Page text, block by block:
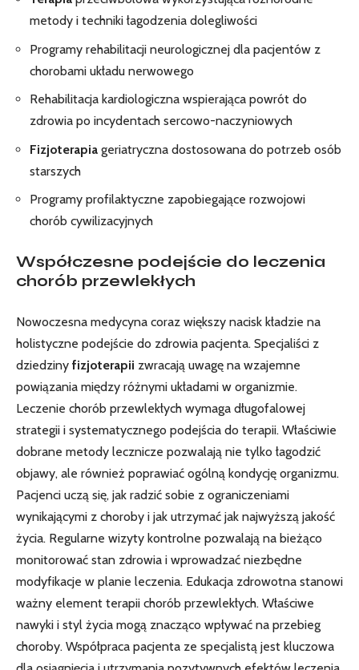
metody i techniki łagodzenia dolegliwości
Programy rehabilitacji neurologicznej dla pacjentów z
chorobami układu nerwowego
Rehabilitacja kardiologiczna wspierająca powrót do
zdrowia po incydentach sercowo-naczyniowych
Fizjoterapia geriatryczna dostosowana do potrzeb osób
starszych
Programy profilaktyczne zapobiegające rozwojowi
chorób cywilizacyjnych
Współczesne podejście do leczenia
chorób przewlekłych
Nowoczesna medycyna coraz większy nacisk kładzie na
holistyczne podejście do zdrowia pacjenta. Specjaliści z
dziedziny fizjoterapii zwracają uwagę na wzajemne
powiązania między różnymi układami w organizmie.
Leczenie chorób przewlekłych wymaga długofalowej
strategii i systematycznego podejścia do terapii. Właściwie
dobrane metody lecznicze pozwalają nie tylko łagodzić
objawy, ale również poprawiać ogólną kondycję organizmu.
Pacjenci uczą się, jak radzić sobie z ograniczeniami
wynikającymi z choroby i jak utrzymać jak najwyższą jakość
życia. Regularne wizyty kontrolne pozwalają na bieżąco
monitorować stan zdrowia i wprowadzać niezbędne
modyfikacje w planie leczenia. Edukacja zdrowotna stanowi
ważny element terapii chorób przewlekłych. Właściwe
nawyki i styl życia mogą znacząco wpływać na przebieg
choroby. Współpraca pacjenta ze specjalistą jest kluczowa